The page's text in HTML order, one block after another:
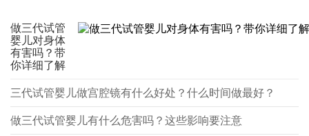
做三代试管
婴儿对身体
有害吗？带
你详细了解
三代试管婴儿做宫腔镜有什么好处？什么时间做最好？
做三代试管婴儿有什么危害吗？这些影响要注意